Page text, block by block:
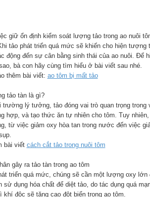
giữ ổn định kiểm soát lượng tảo trong ao nuôi
tảo phát triển quá mức sẽ khiến cho hiện
động đến sự cân bằng sinh thái của ao nuôi. Để
bà con hãy cùng tìm hiểu ở bài viết sau nhé.
thêm bài viết: ao tôm bị mất tảo
tảo tàn là gì?
trường lý tưởng, tảo đóng vai trò quan trọng
hợp, và tạo thức ăn tự nhiên cho tôm. Tuy
từ việc giảm oxy hòa tan trong nước đến việc
bài viết cách cắt tảo trong nuôi tôm
gây ra tảo tàn trong ao tôm
triển quá mức, chúng sẽ cần một lượng oxy
sử dụng hóa chất để diệt tảo, do tác dụng quá
khí độc sẽ tăng cao đột biến trong ao tôm.